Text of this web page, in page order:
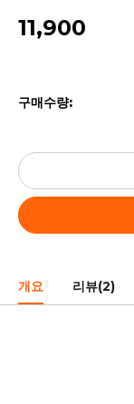
₩11,900
구매수량:
개요 리뷰(2)